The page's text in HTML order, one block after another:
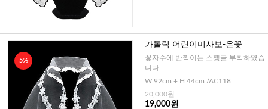
5%
가톨릭 어린이미사보-은꽃
꽃자수에 반짝이는 스팽글 부착하였습
니다.
W 92cm + H 44cm /AC118
20,000원
19,000원